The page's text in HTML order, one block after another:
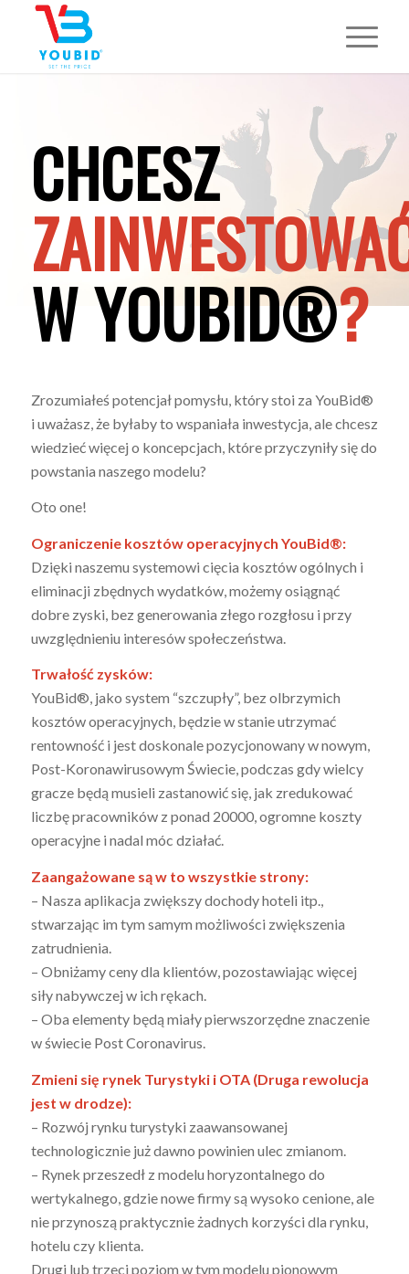
CHCESZ
W YOUBID®?
Zrozumiałeś potencjał pomysłu, który stoi za YouBid®
i uważasz, że byłaby to wspaniała inwestycja, ale chcesz
wiedzieć więcej o koncepcjach, które przyczyniły się do
powstania naszego modelu?
Oto one!
Ograniczenie kosztów operacyjnych YouBid®:
Dzięki naszemu systemowi cięcia kosztów ogólnych i
eliminacji zbędnych wydatków, możemy osiągnąć
dobre zyski, bez generowania złego rozgłosu i przy
uwzględnieniu interesów społeczeństwa.
Trwałość zysków:
YouBid®, jako system “szczupły”, bez olbrzymich
kosztów operacyjnych, będzie w stanie utrzymać
rentowność i jest doskonale pozycjonowany w nowym,
Post-Koronawirusowym Świecie, podczas gdy wielcy
gracze będą musieli zastanowić się, jak zredukować
liczbę pracowników z ponad 20000, ogromne koszty
operacyjne i nadal móc działać.
Zaangażowane są w to wszystkie strony:
– Nasza aplikacja zwiększy dochody hoteli itp.,
stwarzając im tym samym możliwości zwiększenia
zatrudnienia.
– Obniżamy ceny dla klientów, pozostawiając więcej
siły nabywczej w ich rękach.
– Oba elementy będą miały pierwszorzędne znaczenie
w świecie Post Coronavirus.
Zmieni się rynek Turystyki i OTA (Druga rewolucja
jest w drodze):
– Rozwój rynku turystyki zaawansowanej
technologicznie już dawno powinien ulec zmianom.
– Rynek przeszedł z modelu horyzontalnego do
wertykalnego, gdzie nowe firmy są wysoko cenione, ale
nie przynoszą praktycznie żadnych korzyści dla rynku,
hotelu czy klienta.
Drugi lub trzeci poziom w tym modelu pionowym